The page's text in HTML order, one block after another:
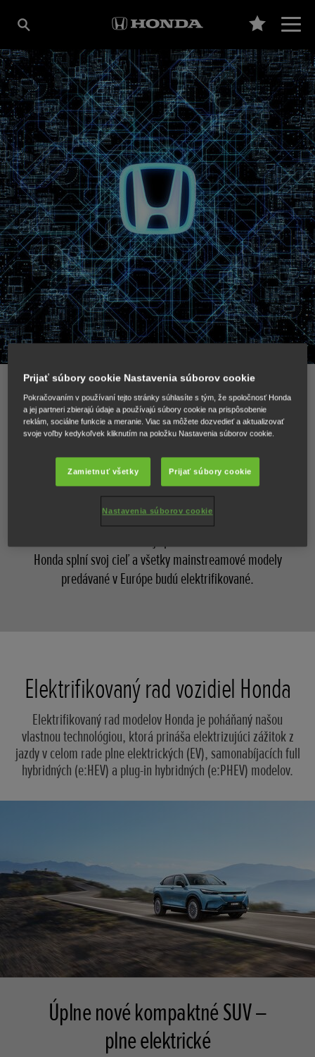
Novinky elektrifikovaného radu
vozidiel Honda pre rok 2022 – 2023
Honda je odhodlaná prinášať vám nové modely s
pokročilými elektrifikovanými pohonnými jednotkami a pri
každom novom vozidle, ktoré uvádzame na trh, sme tak
o krok bližšie k uskutočneniu svojej elektrickej vízie
Honda splní svoj cieľ a všetky mainstreamové modely
predávané v Európe budú elektrifikované.
Elektrifikovaný rad vozidiel Honda
Elektrifikovaný rad modelov Honda je poháňaný našou
vlastnou technológiou, ktorá prináša elektrizujúci zážitok z
jazdy v celom rade plne elektrických (EV), samonabíjacích full
hybridných (e:HEV) a plug-in hybridných (e:PHEV) modelov.
Úplne nové kompaktné SUV –
plne elektrické
Prijať súbory cookie Nastavenia súborov cookie
Pokračovaním v používaní tejto stránky súhlasíte s tým, že spoločnosť Honda
a jej partneri zbierajú údaje a používajú súbory cookie na prispôsobenie
reklám, sociálne funkcie a meranie. Viac sa môžete dozvedieť a aktualizovať
svoje voľby kedykoľvek kliknutím na položku Nastavenia súborov cookie.
Zamietnuť všetky Prijať súbory cookie
Nastavenia súborov cookie